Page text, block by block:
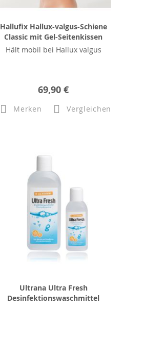
Hallufix Hallux-valgus-Schiene
Classic mit Gel-Seitenkissen
Hält mobil bei Hallux valgus
69,90 €
Merken Vergleichen
Ultrana Ultra Fresh
Desinfektionswaschmittel